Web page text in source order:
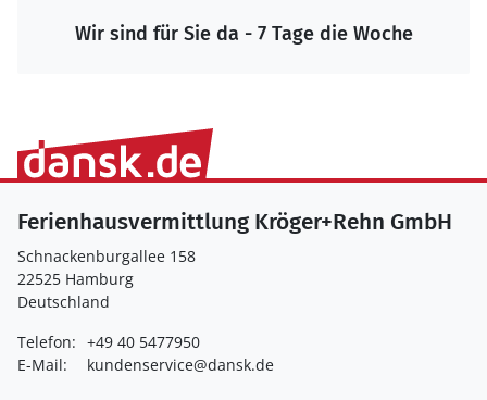
Wir sind für Sie da - 7 Tage die Woche
Ferienhausvermittlung Kröger+Rehn GmbH
Schnackenburgallee 158
22525 Hamburg
Deutschland
Telefon: +49 40 5477950
E-Mail:
kundenservice@dansk.de